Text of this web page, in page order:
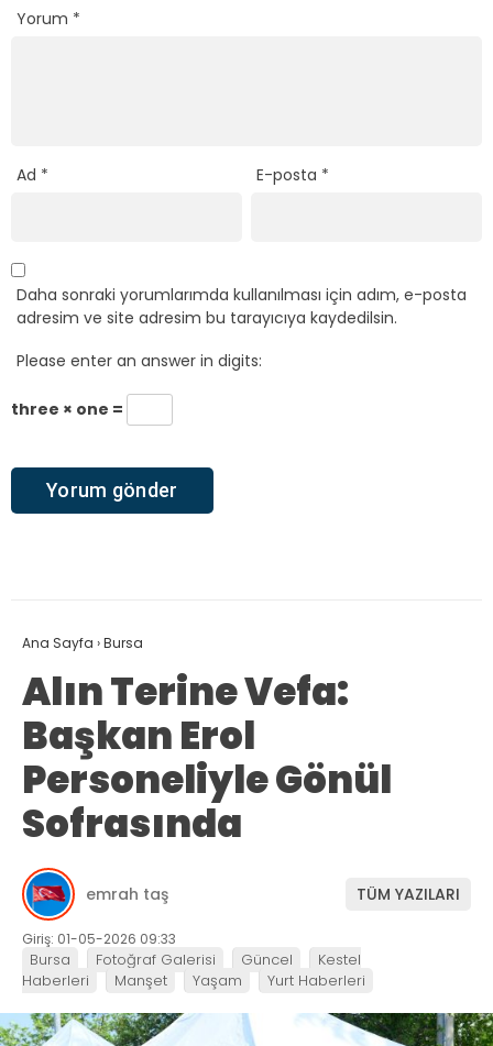
Yorum *
Ad * E-posta *
Daha sonraki yorumlarımda kullanılması için adım, e-posta
adresim ve site adresim bu tarayıcıya kaydedilsin.
Please enter an answer in digits:
three × one =
Ana Sayfa ›Bursa
Alın Terine Vefa:
Başkan Erol
Personeliyle Gönül
Sofrasında
emrah taş TÜM YAZILARI
Giriş: 01-05-2026 09:33
Bursa Fotoğraf Galerisi Güncel
Kestel
Haberleri
Manşet Yaşam Yurt Haberleri